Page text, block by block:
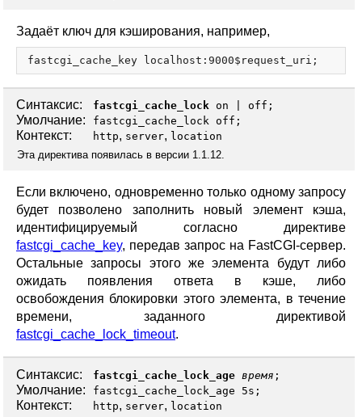
Задаёт ключ для кэширования, например,
Синтаксис: fastcgi_cache_lock on off ;
Умолчание: fastcgi_cache_lock off;
Контекст: http, server, location
Эта директива появилась в версии 1.1.12.
Если включено, одновременно только одному запросу
будет позволено заполнить новый элемент кэша,
идентифицируемый согласно директиве
fastcgi_cache_key, передав запрос на FastCGI-сервер.
Остальные запросы этого же элемента будут либо
ожидать появления ответа в кэше, либо
освобождения блокировки этого элемента, в течение
времени, заданного директивой
fastcgi_cache_lock_timeout.
Синтаксис: fastcgi_cache_lock_age время ;
Умолчание: fastcgi_cache_lock_age 5s;
Контекст: http, server, location